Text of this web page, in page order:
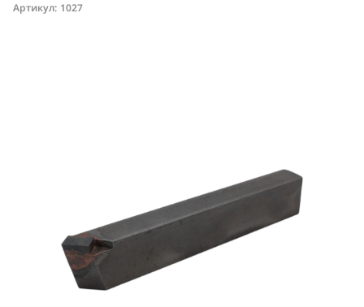
Артикул: 1027